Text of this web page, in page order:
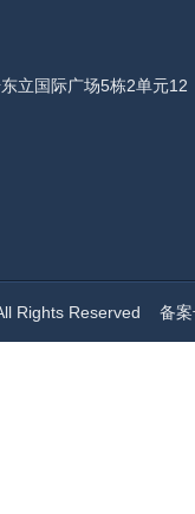
立国际广场5栋2单元12
Rights Reserved 备